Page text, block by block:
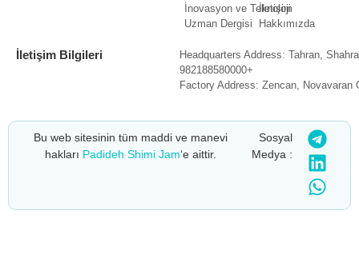
İnovasyon ve Teknoloji
Uzman Dergisi
İletişim
Hakkımızda
İletişim Bilgileri
Headquarters Address: Tahran,
982188580000+
Factory Address: Zencan, Novavaran
Bu web sitesinin tüm maddi ve manevi
hakları Padideh Shimi Jam‘e aittir.
Sosyal
Medya :